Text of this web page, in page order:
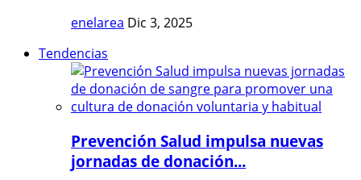
enelarea Dic 3, 2025
Tendencias
Prevención Salud impulsa nuevas
jornadas de donación...